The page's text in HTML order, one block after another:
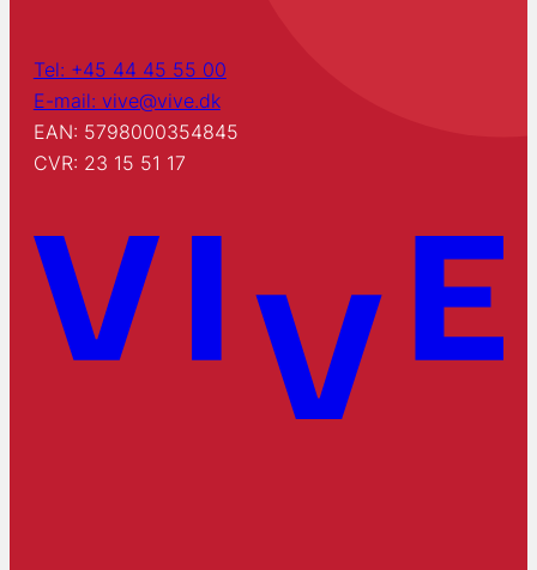
Tel: +45 44 45 55 00
E-mail: vive@vive.dk
EAN: 5798000354845
CVR: 23 15 51 17